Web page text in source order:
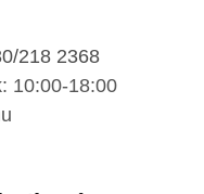
218 2368
10:00-18:00